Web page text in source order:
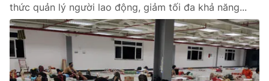
thức quản lý người lao động, giảm tối đa khả năng...